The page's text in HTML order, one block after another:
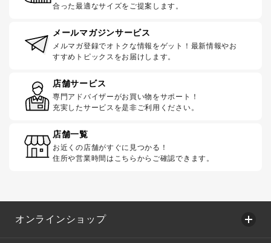
合った最適なサイズをご提案します。
メールマガジンサービス
メルマガ登録でオトクな情報をゲット！最新情報やお
すすめトピックスをお届けします。
店舗サービス
専門アドバイザーがお買い物をサポート！
充実したサービスを是非ご利用ください。
店舗一覧
お近くの店舗がすぐに見つかる！
住所や営業時間はこちらからご確認できます。
オンラインショップ